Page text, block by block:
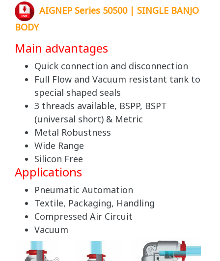
AIGNEP Series 50500 | SINGLE BANJO
BODY
Main advantages
Quick connection and disconnection
Full Flow and Vacuum resistant tank to
special shaped seals
3 threads available, BSPP, BSPT
(universal short) & Metric
Metal Robustness
Wide Range
Silicon Free
Applications
Pneumatic Automation
Textile, Packaging, Handling
Compressed Air Circuit
Vacuum